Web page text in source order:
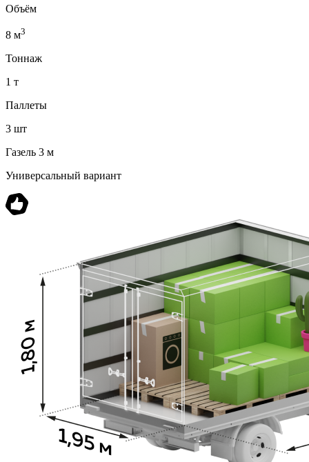
Объём
8 м3
Тоннаж
1 т
Паллеты
3 шт
Газель 3 м
Универсальный вариант